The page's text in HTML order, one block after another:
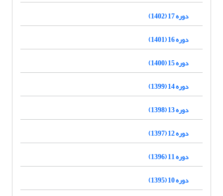
دوره 17 (1402)
دوره 16 (1401)
دوره 15 (1400)
دوره 14 (1399)
دوره 13 (1398)
دوره 12 (1397)
دوره 11 (1396)
دوره 10 (1395)